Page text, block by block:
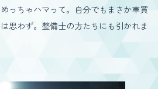
っちゃハマって。自分でもまさか車買
思わず。整備士の方たちにも引かれま